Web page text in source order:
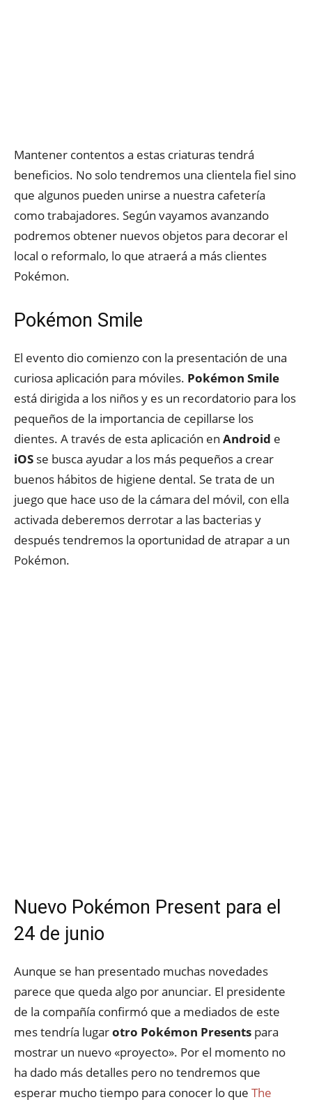
Mantener contentos a estas criaturas tendrá
beneficios. No solo tendremos una clientela fiel sino
que algunos pueden unirse a nuestra cafetería
como trabajadores. Según vayamos avanzando
podremos obtener nuevos objetos para decorar el
local o reformalo, lo que atraerá a más clientes
Pokémon.
Pokémon Smile
El evento dio comienzo con la presentación de una
curiosa aplicación para móviles. Pokémon Smile
está dirigida a los niños y es un recordatorio para los
pequeños de la importancia de cepillarse los
dientes. A través de esta aplicación en Android e
iOS se busca ayudar a los más pequeños a crear
buenos hábitos de higiene dental. Se trata de un
juego que hace uso de la cámara del móvil, con ella
activada deberemos derrotar a las bacterias y
después tendremos la oportunidad de atrapar a un
Pokémon.
Nuevo Pokémon Present para el
24 de junio
Aunque se han presentado muchas novedades
parece que queda algo por anunciar. El presidente
de la compañía confirmó que a mediados de este
mes tendría lugarotro Pokémon Presents para
mostrar un nuevo «proyecto». Por el momento no
ha dado más detalles pero no tendremos que
esperar mucho tiempo para conocer lo que The